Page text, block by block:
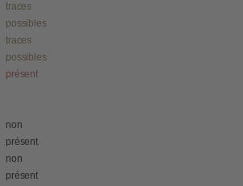
traces
possibles
traces
possibles
présent
non
présent
non
présent